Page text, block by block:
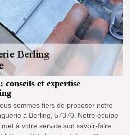
conseils et expertise
sommes fiers de proposer notre
à Berling, 57370. Notre équipe
à votre service son savoir-faire